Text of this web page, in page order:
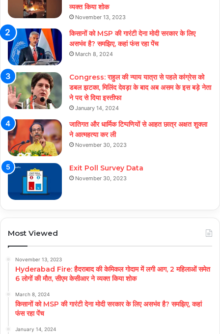
व्यक्त किया शोक
November 13, 2023
किसानों को MSP की गारंटी देना मोदी सरकार के लिए
असभंव है? समझिए, कहां फंस रहा पेंच
March 8, 2024
Congress: राहुल की न्याय यात्रा से पहले कांग्रेस को
डबल झटका, मिलिंद देवड़ा के बाद अब असम के इस बड़े नेता
ने पद से दिया इस्तीफा
January 14, 2024
जातिगत और धार्मिक टिप्पणियों से आहत छात्र अक्षत शुक्ला
ने आत्महत्या कर ली
November 30, 2023
Exit Poll Survey Data
November 30, 2023
Most Viewed
November 13, 2023
Hyderabad Fire: हैदराबाद की केमिकल गोदाम में लगी आग, 2 महिलाओं समेत
6 लोगों की मौत, सीएम केसीआर ने व्यक्त किया शोक
March 8, 2024
किसानों को MSP की गारंटी देना मोदी सरकार के लिए असभंव है? समझिए, कहां
फंस रहा पेंच
January 14, 2024